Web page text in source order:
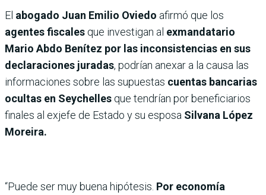
El abogado Juan Emilio Oviedo afirmó que los
agentes fiscales que investigan al exmandatario
Mario Abdo Benítez por las inconsistencias en sus
declaraciones juradas, podrían anexar a la causa las
informaciones sobre las supuestas cuentas bancarias
ocultas en Seychelles que tendrían por beneficiarios
finales al exjefe de Estado y su esposa Silvana López
Moreira.
“Puede ser muy buena hipótesis. Por economía